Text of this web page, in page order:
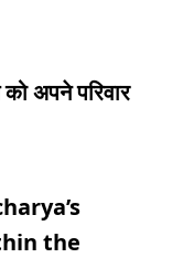
अपने परिवार
the